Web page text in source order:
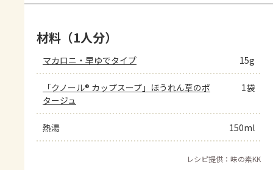
材料（1人分）
マカロニ・早ゆでタイプ 15g
「クノール® カップスープ」ほうれん草のポ
タージュ
1袋
熱湯 150ml
レシピ提供：味の素KK